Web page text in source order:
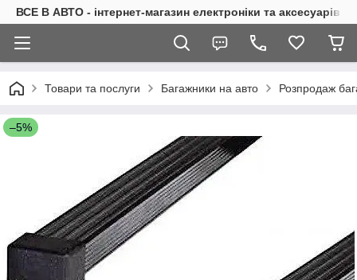
ВСЕ В АВТО - інтернет-магазин електроніки та аксесуарів в
Товари та послуги Багажники на авто Розпродаж
–5%